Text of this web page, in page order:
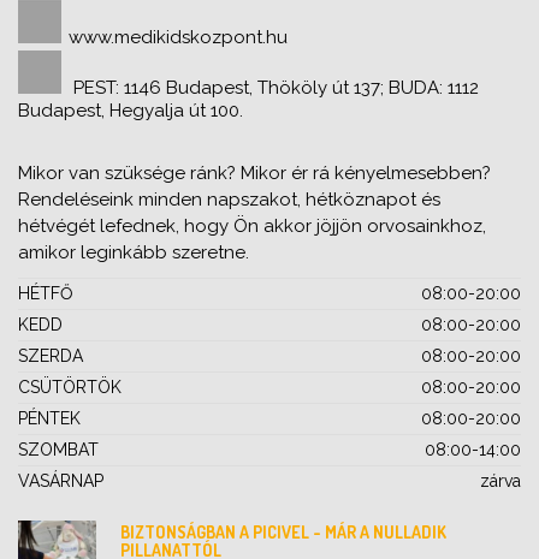
www.medikidskozpont.hu
PEST: 1146 Budapest, Thököly út 137; BUDA: 1112
Budapest, Hegyalja út 100.
Mikor van szüksége ránk? Mikor ér rá kényelmesebben?
Rendeléseink minden napszakot, hétköznapot és
hétvégét lefednek, hogy Ön akkor jöjjön orvosainkhoz,
amikor leginkább szeretne.
HÉTFŐ
08:00-20:00
KEDD
08:00-20:00
SZERDA
08:00-20:00
CSÜTÖRTÖK
08:00-20:00
PÉNTEK
08:00-20:00
SZOMBAT
08:00-14:00
VASÁRNAP
zárva
BIZTONSÁGBAN A PICIVEL - MÁR A NULLADIK
PILLANATTÓL